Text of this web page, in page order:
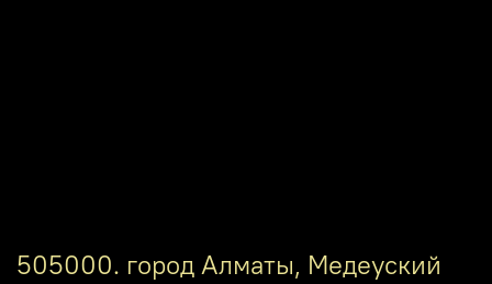
505000. город Алматы, Медеуский